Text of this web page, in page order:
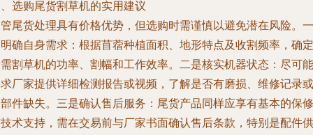
选购尾货割草机的实用建议
尾货处理具有价格优势，但选购时需谨慎以避免潜在风险。一
确自身需求：根据苜蓿种植面积、地形特点及收割频率，确定
割草机的功率、割幅和工作效率。二是核实机器状态：尽可能
厂家提供详细检测报告或视频，了解是否有磨损、维修记录或
件缺失。三是确认售后服务：尾货产品同样应享有基本的保修
术支持，需在交易前与厂家书面确认售后条款，特别是配件供